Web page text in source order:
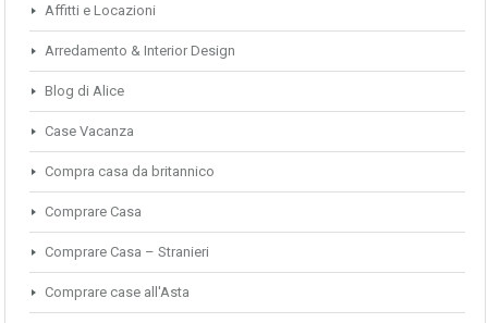
Affitti e Locazioni
Arredamento & Interior Design
Blog di Alice
Case Vacanza
Compra casa da britannico
Comprare Casa
Comprare Casa – Stranieri
Comprare case all'Asta